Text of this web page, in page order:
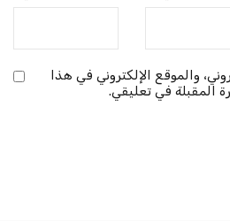
والموقع الإلكتروني في هذا
المقبلة في تعليقي.